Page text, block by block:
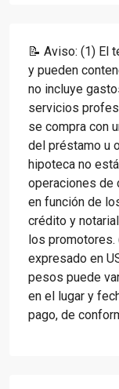
📝 Aviso: (1) El
y pueden
no incluye
servicios
se compra con
del préstamo u
hipoteca no
operaciones de
en función de
crédito y
los promotores.
expresado en
pesos puede
en el lugar y
pago, de